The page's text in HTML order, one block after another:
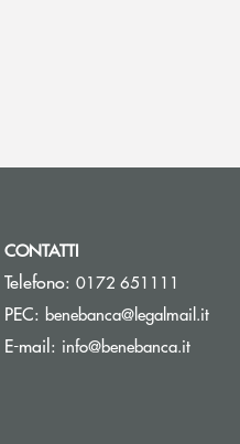
finestra
CONTATTI
Telefono: 0172 651111
PEC: benebanca@legalmail.it(si
E-mail: info@benebanca.it(si